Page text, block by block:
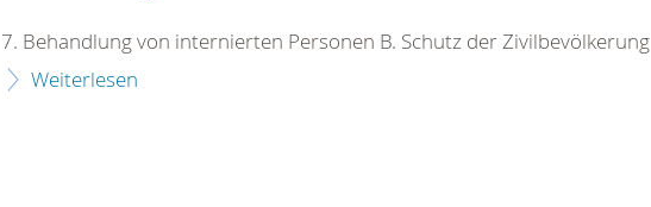
7. Behandlung von internierten Personen B. Schutz der Zivilbevölkerung
Weiterlesen